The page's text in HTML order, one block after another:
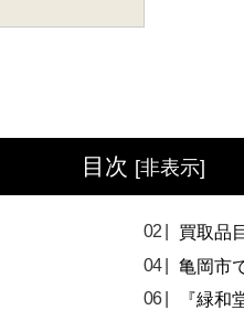
目次 [非表示]
買取品目
亀岡市
『緑和